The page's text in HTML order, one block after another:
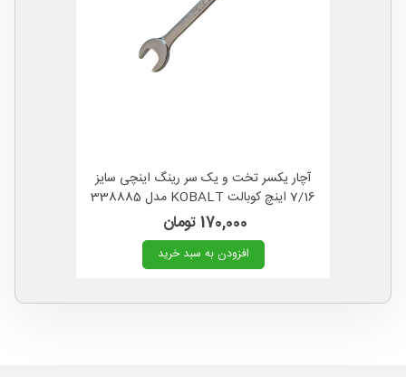
آچار یکسر تخت و یک سر رینگ اینچی سایز
7/16 اینچ کوبالت KOBALT مدل 338885
آمریکا
170,000 تومان
افزودن به سبد خرید